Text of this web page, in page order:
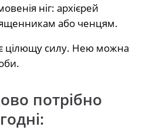
ніг: архієрей
або ченцям.
цілющу силу. Нею можна
потрібно